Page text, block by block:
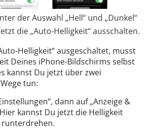
der Auswahl „Hell“ und „Dunkel“
die „Auto-Helligkeit“ ausschalten.
Helligkeit“ ausgeschaltet, musst
Deines iPhone-Bildschirms selbst
kannst Du jetzt über zwei
tun:
dann auf „Anzeige &
kannst Du jetzt die Helligkeit